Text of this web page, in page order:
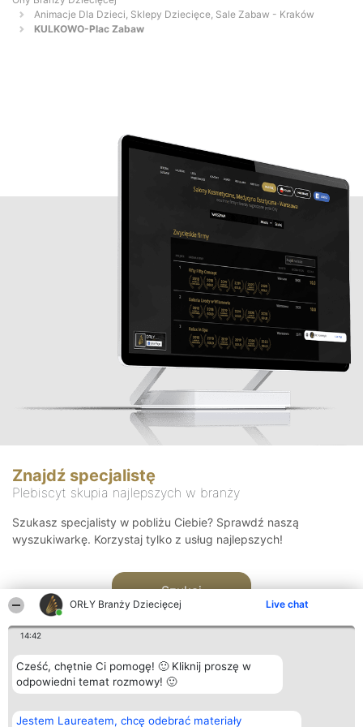
ORŁY Branży Dziecięcej Live chat
14:42
Cześć, chętnie Ci pomogę! 🙂 Kliknij proszę w
odpowiedni temat rozmowy! 🙂
Jestem Laureatem, chcę odebrać materiały
Animacje Dla Dzieci, Sklepy Dziecięce, Sale Zabaw - Kraków
KULKOWO-Plac Zabaw
Znajdź specjalistę
Plebiscyt skupia najlepszych w branży
Szukasz specjalisty w pobliżu Ciebie? Sprawdź naszą
wyszukiwarkę. Korzystaj tylko z usług najlepszych!
Szukaj
Organizator plebiscytu
Bright Side Solutions sp. z o.
Plebiscyt
Laureaci
Kontakt
Kontakt